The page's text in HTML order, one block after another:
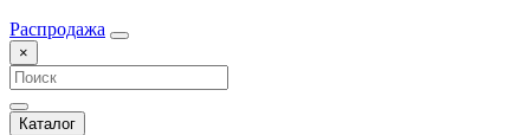
Распродажа
×
Каталог